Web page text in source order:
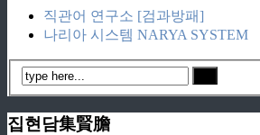
직관어 연구소 [검과방패]
나리아 시스템 NARYA SYSTEM
집현담集賢膽